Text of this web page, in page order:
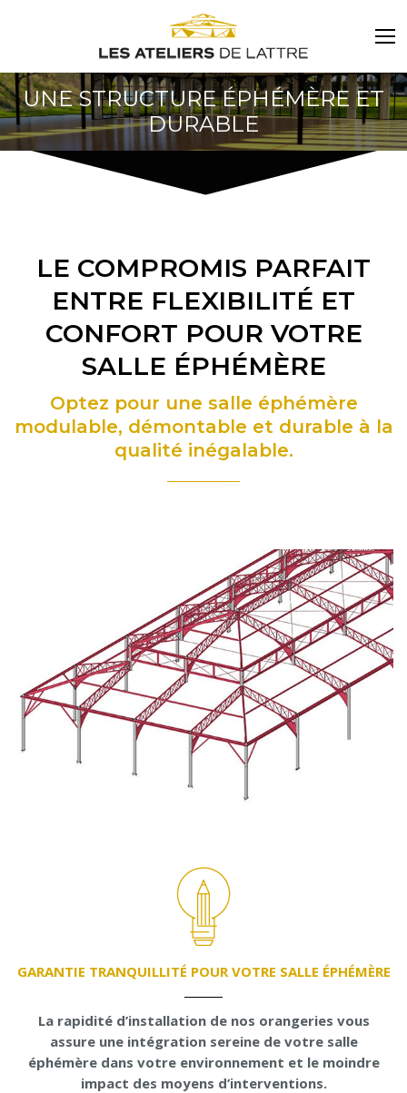
UNE STRUCTURE ÉPHÉMÈRE ET
DURABLE
LE COMPROMIS PARFAIT
ENTRE FLEXIBILITÉ ET
CONFORT POUR VOTRE
SALLE ÉPHÉMÈRE
Optez pour une salle éphémère
modulable, démontable et durable à la
qualité inégalable.
GARANTIE TRANQUILLITÉ POUR VOTRE SALLE ÉPHÉMÈRE
La rapidité d’installation de nos orangeries vous
assure une intégration sereine de votre salle
éphémère dans votre environnement et le moindre
impact des moyens d’interventions.